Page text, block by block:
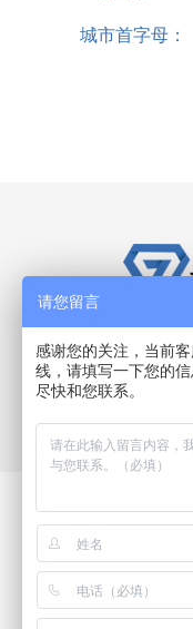
城市首字母：
真实的全
深圳市柒哥文化
请您留言
感谢您的关注，当前
线，请填写一下您的
尽快和您联系。